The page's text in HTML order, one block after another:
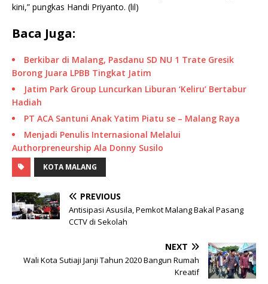
kini,” pungkas Handi Priyanto. (lil)
Baca Juga:
Berkibar di Malang, Pasdanu SD NU 1 Trate Gresik
Borong Juara LPBB Tingkat Jatim
Jatim Park Group Luncurkan Liburan ‘Keliru’ Bertabur
Hadiah
PT ACA Santuni Anak Yatim Piatu se – Malang Raya
Menjadi Penulis Internasional Melalui
Authorpreneurship Ala Donny Susilo
KOTA MALANG
PREVIOUS
Antisipasi Asusila, Pemkot Malang Bakal Pasang
CCTV di Sekolah
NEXT
Wali Kota Sutiaji Janji Tahun 2020 Bangun Rumah
Kreatif